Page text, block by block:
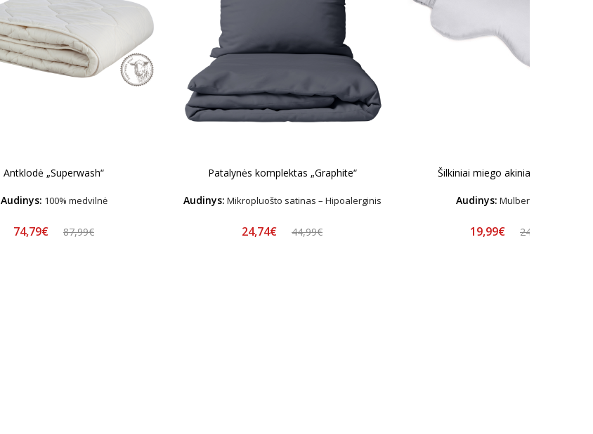
Antklodė „Superwash“
Audinys: 100% medvilnė
74,79€ 87,99€
Patalynės komplektas „Graphite“
Audinys: Mikropluošto satinas – Hipoalerginis
24,74€ 44,99€
Šilkiniai miego akiniai „Platinum“
Audinys: Mulberry Šilkas
19,99€ 24,99€